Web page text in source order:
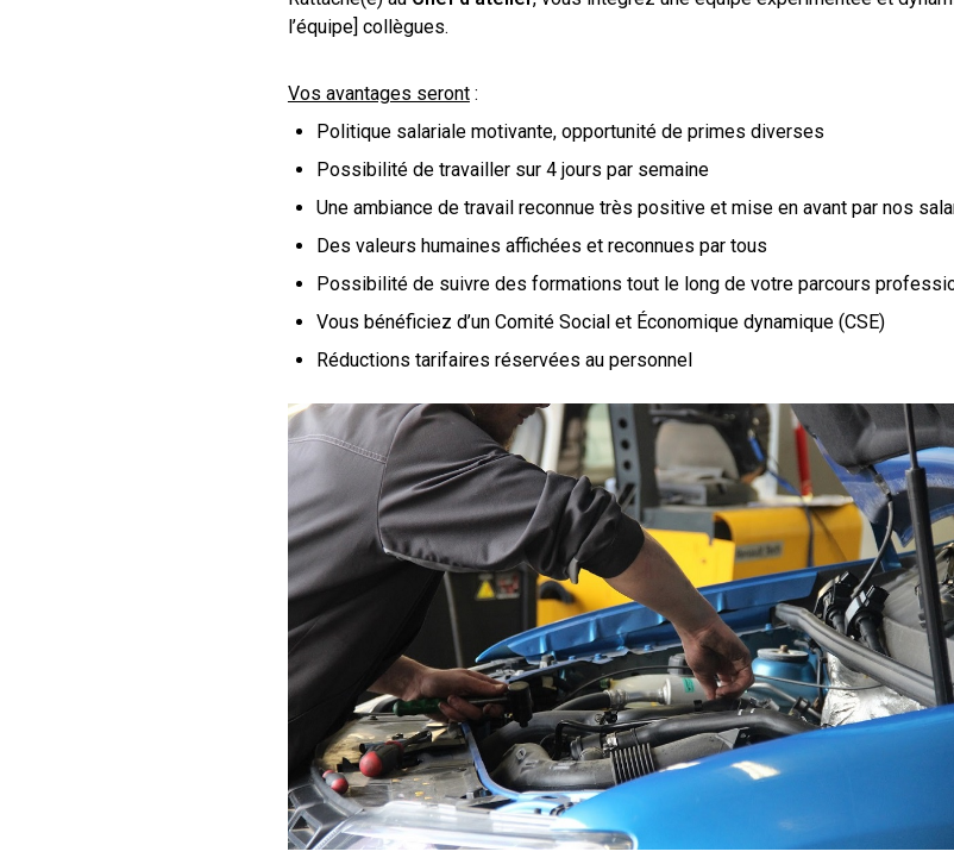
l’équipe] collègues.
Vos avantages seront:
Politique salariale motivante, opportunité de primes diverses
Possibilité de travailler sur 4 jours par semaine
Une ambiance de travail reconnue très positive et mise en avant par nos
Des valeurs humaines affichées et reconnues par tous
Possibilité de suivre des formations tout le long de votre parcours
Vous bénéficiez d’un Comité Social et Économique dynamique (CSE)
Réductions tarifaires réservées au personnel